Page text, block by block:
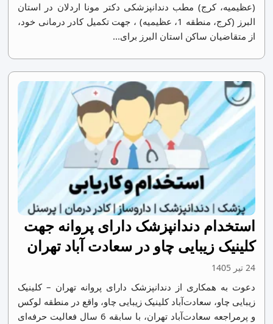
(عظیمیه، کرج) مطب دندانپزشکی دکتر مونا اردلان در استان
البرز (کرج، منطقه 1، عظیمیه) ، جهت تکمیل کادر درمانی خود،
از متقاضیان ساکن استان البرز برای...
استخدام دندانپزشک دارای پروانه جهت
کلینیک زیبایی چاو در سعادت آباد تهران
24 تیر 1405
دعوت به همکاری از دندانپزشک دارای پروانه تهران – کلینیک
زیبایی چاو، سعادت‌آباد کلینیک زیبایی چاو، واقع در منطقه لوکس
و پرمراجعه سعادت‌آباد تهران، با سابقه 6 سال فعالیت حرفه‌ای